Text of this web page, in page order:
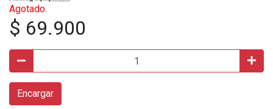
Agotado.
$ 69.900
Encargar